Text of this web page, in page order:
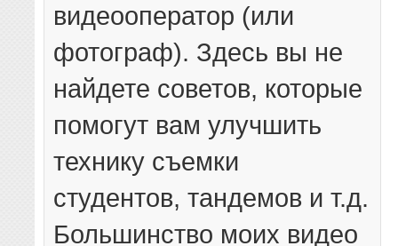
видеооператор (или
фотограф). Здесь вы не
найдете советов, которые
помогут вам улучшить
технику съемки
студентов, тандемов и т.д.
Большинство моих видео